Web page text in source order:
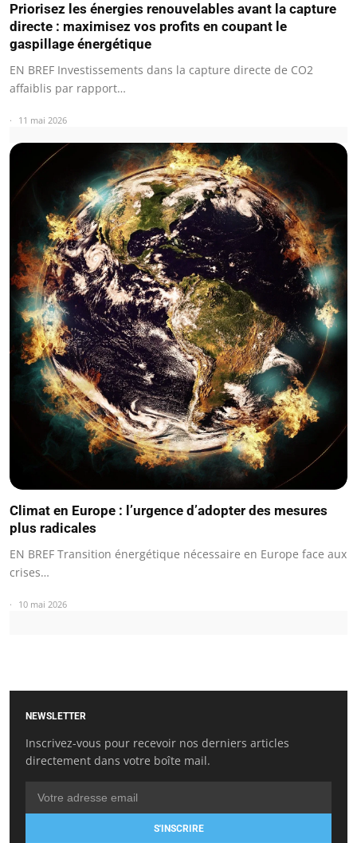
Priorisez les énergies renouvelables avant la capture
directe : maximisez vos profits en coupant le
gaspillage énergétique
EN BREF Investissements dans la capture directe de CO2
affaiblis par rapport…
11 mai 2026
Climat en Europe : l’urgence d’adopter des mesures
plus radicales
EN BREF Transition énergétique nécessaire en Europe face aux
crises…
10 mai 2026
NEWSLETTER
Inscrivez-vous pour recevoir nos derniers articles
directement dans votre boîte mail.
S'INSCRIRE